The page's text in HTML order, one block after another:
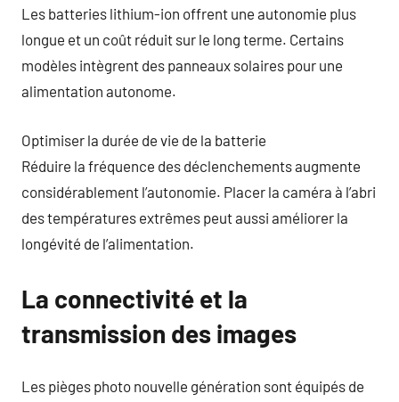
Les batteries lithium-ion offrent une autonomie plus
longue et un coût réduit sur le long terme. Certains
modèles intègrent des panneaux solaires pour une
alimentation autonome.
Optimiser la durée de vie de la batterie
Réduire la fréquence des déclenchements augmente
considérablement l’autonomie. Placer la caméra à l’abri
des températures extrêmes peut aussi améliorer la
longévité de l’alimentation.
La connectivité et la
transmission des images
Les pièges photo nouvelle génération sont équipés de